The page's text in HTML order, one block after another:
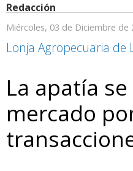
Redacción
Miércoles, 03 de Diciembre de
Lonja Agropecuaria de
La apatía
mercado